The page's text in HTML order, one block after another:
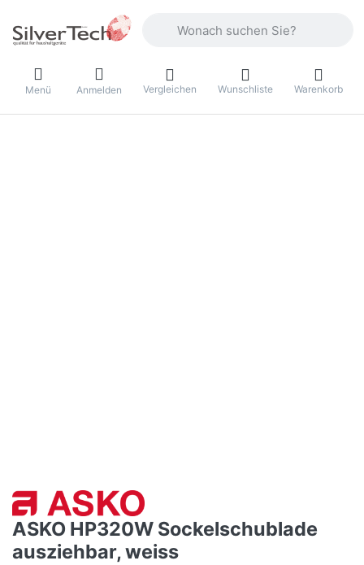
Menü Anmelden Vergleichen Wunschliste Warenkorb
ASKO HP320W Sockelschublade
ausziehbar, weiss